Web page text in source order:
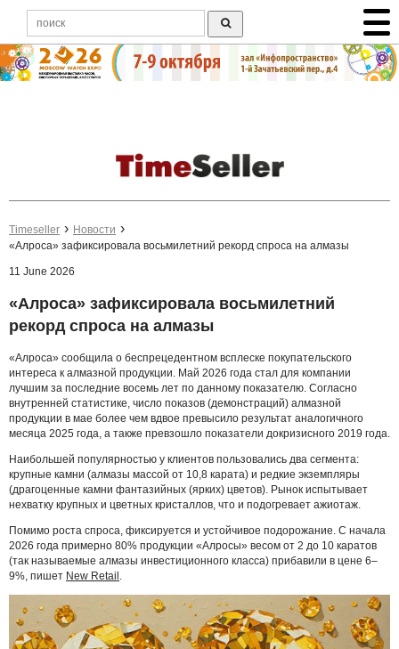
Timeseller
Новости
«Алроса» зафиксировала восьмилетний рекорд спроса на алмазы
11 June 2026
«Алроса» зафиксировала восьмилетний
рекорд спроса на алмазы
«Алроса» сообщила о беспрецедентном всплеске покупательского
интереса к алмазной продукции. Май 2026 года стал для компании
лучшим за последние восемь лет по данному показателю. Согласно
внутренней статистике, число показов (демонстраций) алмазной
продукции в мае более чем вдвое превысило результат аналогичного
месяца 2025 года, а также превзошло показатели докризисного 2019 года.
Наибольшей популярностью у клиентов пользовались два сегмента:
крупные камни (алмазы массой от 10,8 карата) и редкие экземпляры
(драгоценные камни фантазийных (ярких) цветов). Рынок испытывает
нехватку крупных и цветных кристаллов, что и подогревает ажиотаж.
Помимо роста спроса, фиксируется и устойчивое подорожание. С начала
2026 года примерно 80% продукции «Алросы» весом от 2 до 10 каратов
(так называемые алмазы инвестиционного класса) прибавили в цене 6–
9%, пишет New Retail .